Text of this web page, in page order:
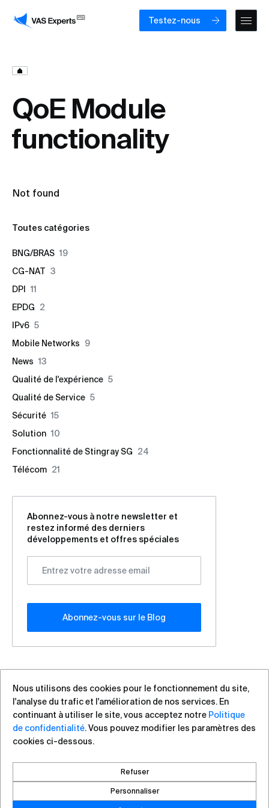
Testez-nous
QoE Module
functionality
Not found
Toutes catégories
BNG/BRAS 19
CG-NAT 3
DPI
11
EPDG
2
IPv6 5
Mobile Networks
9
News 13
Qualité de l'expérience 5
Qualité de Service 5
Sécurité 15
Solution 10
Fonctionnalité de Stingray SG
24
Télécom 21
Abonnez-vous à notre newsletter et
restez informé des derniers
développements et offres spéciales
Abonnez-vous sur le Blog
Droits d`auteur ©2026, VAS Experts
Saint Petersburg, Liteyniy Avenue, 26A
Créé par DROZD.RED
+7 (812) 313-88-54 sales@vas.expert
Nous utilisons des cookies pour le fonctionnement du site,
l'analyse du trafic et l'amélioration de nos services. En
continuant à utiliser le site, vous acceptez notre Politique
de confidentialité. Vous pouvez modifier les paramètres des
cookies ci-dessous.
Refuser
Personnaliser